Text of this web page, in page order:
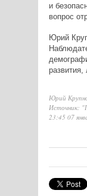
и
вопрос
Юрий
развития,
Юрий
Источник:
23:45 07